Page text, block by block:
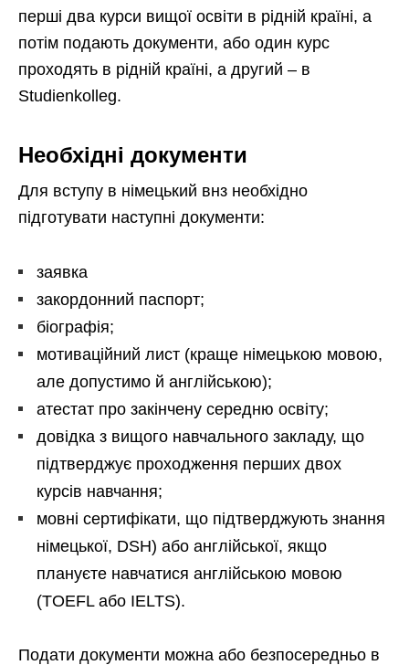
перші два курси вищої освіти в рідній країні, а
потім подають документи, або один курс
проходять в рідній країні, а другий – в
Studienkolleg.
Необхідні документи
Для вступу в німецький внз необхідно
підготувати наступні документи:
заявка
закордонний паспорт;
біографія;
мотиваційний лист (краще німецькою мовою,
але допустимо й англійською);
атестат про закінчену середню освіту;
довідка з вищого навчального закладу, що
підтверджує проходження перших двох
курсів навчання;
мовні сертифікати, що підтверджують знання
німецької, DSH) або англійської, якщо
плануєте навчатися англійською мовою
(TOEFL або IELTS).
Подати документи можна або безпосередньо в